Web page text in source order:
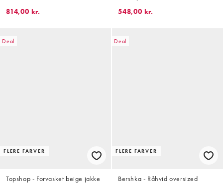
814,00 kr.
af sæt
548,00 kr.
Deal
FLERE FARVER
Topshop - Forvasket beige jakke
Deal
FLERE FARVER
Bershka - Råhvid oversized